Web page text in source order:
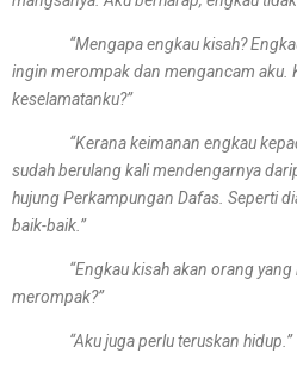
“Mengapa engkau kisah? Engkau
ingin merompak dan mengancam aku.
keselamatanku?”
“Kerana keimanan engkau
sudah berulang kali mendengarnya
hujung Perkampungan Dafas. Seperti
baik-baik.”
“Engkau kisah akan orang yang
merompak?”
“Aku juga perlu teruskan hidup.”